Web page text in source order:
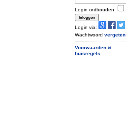
Login onthouden
Login via:
Wachtwoord vergeten
Voorwaarden &
huisregels